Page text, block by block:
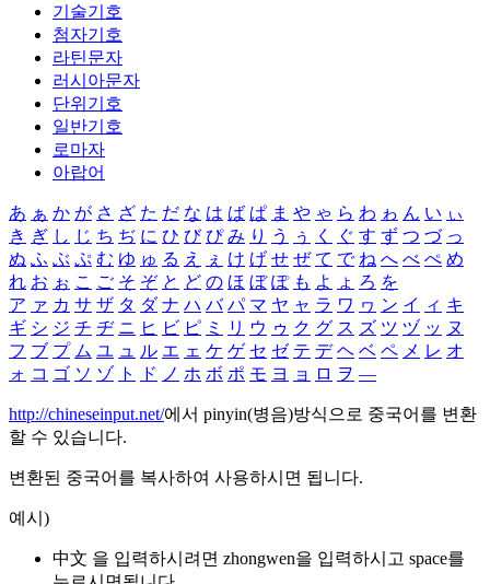
기술기호
첨자기호
라틴문자
러시아문자
단위기호
일반기호
로마자
아랍어
あ ぁ か が さ ざ た だ な は ば ぱ ま や ゃ ら わ ゎ ん い ぃ
き ぎ し じ ち ぢ に ひ び ぴ み り う ぅ く ぐ す ず つ づ っ
ぬ ふ ぶ ぷ む ゆ ゅ る え ぇ け げ せ ぜ て で ね へ べ ぺ め
れ お ぉ こ ご そ ぞ と ど の ほ ぼ ぽ も よ ょ ろ を
ア ァ カ サ ザ タ ダ ナ ハ バ パ マ ヤ ャ ラ ワ ヮ ン イ ィ キ
ギ シ ジ チ ヂ ニ ヒ ビ ピ ミ リ ウ ゥ ク グ ス ズ ツ ヅ ッ ヌ
フ ブ プ ム ユ ュ ル エ ェ ケ ゲ セ ゼ テ デ ヘ ベ ペ メ レ オ
ォ コ ゴ ソ ゾ ト ド ノ ホ ボ ポ モ ヨ ョ ロ ヲ ―
http://chineseinput.net/에서 pinyin(병음)방식으로 중국어를 변환
할 수 있습니다.
변환된 중국어를 복사하여 사용하시면 됩니다.
예시)
中文 을 입력하시려면 zhongwen을 입력하시고 space를